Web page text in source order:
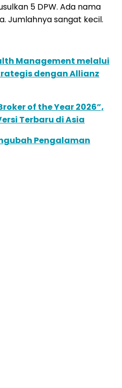
5 DPW. Ada nama
Jumlahnya sangat kecil.
Management melalui
dengan Allianz
of the Year 2026”,
Terbaru di Asia
Pengalaman